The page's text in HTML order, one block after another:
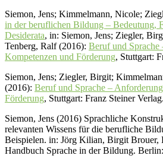
Siemon, Jens; Kimmelmann, Nicole;
in der beruflichen Bildung – Bedeutung,
Desiderata, in: Siemon, Jens; Ziegler,
Tenberg, Ralf (2016): Beruf und Sprache
Kompetenzen und Förderung, Stuttgart:
Siemon, Jens; Ziegler, Birgit;
(2016): Beruf und Sprache –
Förderung, Stuttgart: Franz Steiner Verlag.
Siemon, Jens (2016) Sprachliche
relevanten Wissens für die berufliche
Beispielen. in: Jörg Kilian, Birgit Brouer,
Handbuch Sprache in der Bildung.